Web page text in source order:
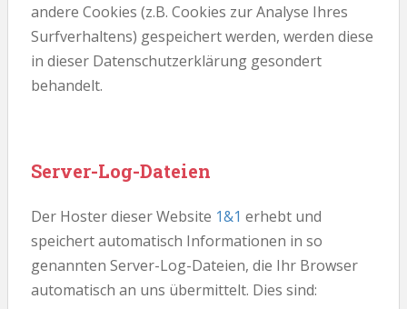
andere Cookies (z.B. Cookies zur Analyse Ihres
Surfverhaltens) gespeichert werden, werden diese
in dieser Datenschutzerklärung gesondert
behandelt.
Server-Log-Dateien
Der Hoster dieser Website 1&1 erhebt und
speichert automatisch Informationen in so
genannten Server-Log-Dateien, die Ihr Browser
automatisch an uns übermittelt. Dies sind: